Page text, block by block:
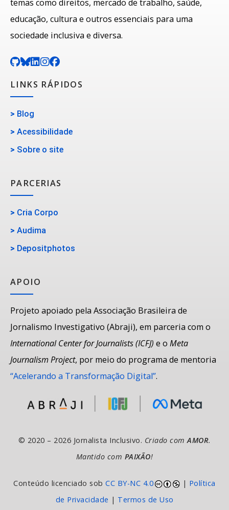
temas como direitos, mercado de trabalho, saúde,
educação, cultura e outros essenciais para uma
sociedade inclusiva e diversa.
LINKS RÁPIDOS
> Blog
> Acessibilidade
> Sobre o site
PARCERIAS
> Cria Corpo
> Audima
> Depositphotos
APOIO
Projeto apoiado pela Associação Brasileira de
Jornalismo Investigativo (Abraji), em parceria com o
International Center for Journalists (ICFJ) e o Meta
Journalism Project, por meio do programa de mentoria
“Acelerando a Transformação Digital”.
© 2020 – 2026 Jornalista Inclusivo. Criado comAMOR.
Mantido com PAIXÃO!
Conteúdo licenciado sobCC BY-NC 4.0 | Política
de Privacidade | Termos de Uso